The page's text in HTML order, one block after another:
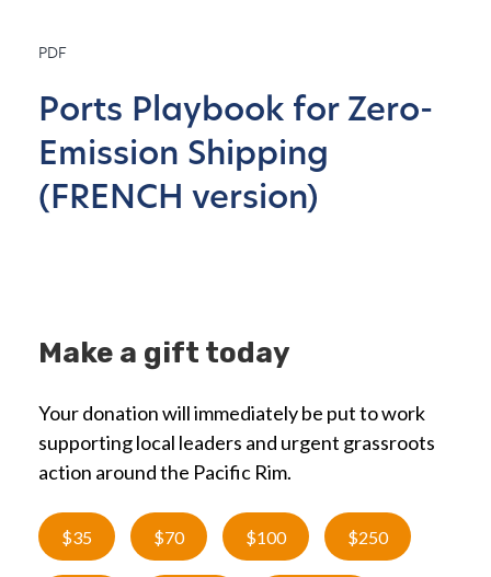
PDF
Ports Playbook for Zero-
Emission Shipping
(FRENCH version)
Make a gift today
Your donation will immediately be put to work
supporting local leaders and urgent grassroots
action around the Pacific Rim.
$35 $70 $100 $250